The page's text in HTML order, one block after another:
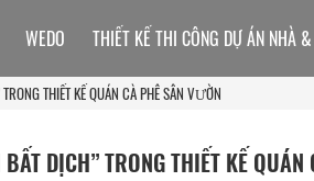
THIẾT KẾ QUÁN CÀ PHÊ SÂN VƯỜN
DỊCH” TRONG THIẾT KẾ
WEDO THIẾT KẾ THI CÔNG DỰ ÁN NHÀ